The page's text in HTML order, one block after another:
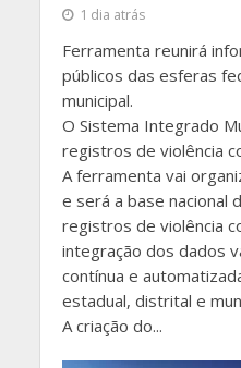
1 dia atrás
Ferramenta reunirá
públicos das esferas
municipal.
O Sistema Integrado
registros de violência
A ferramenta vai
e será a base nacional
registros de violência
integração dos dados
contínua e
estadual, distrital e
A criação do...